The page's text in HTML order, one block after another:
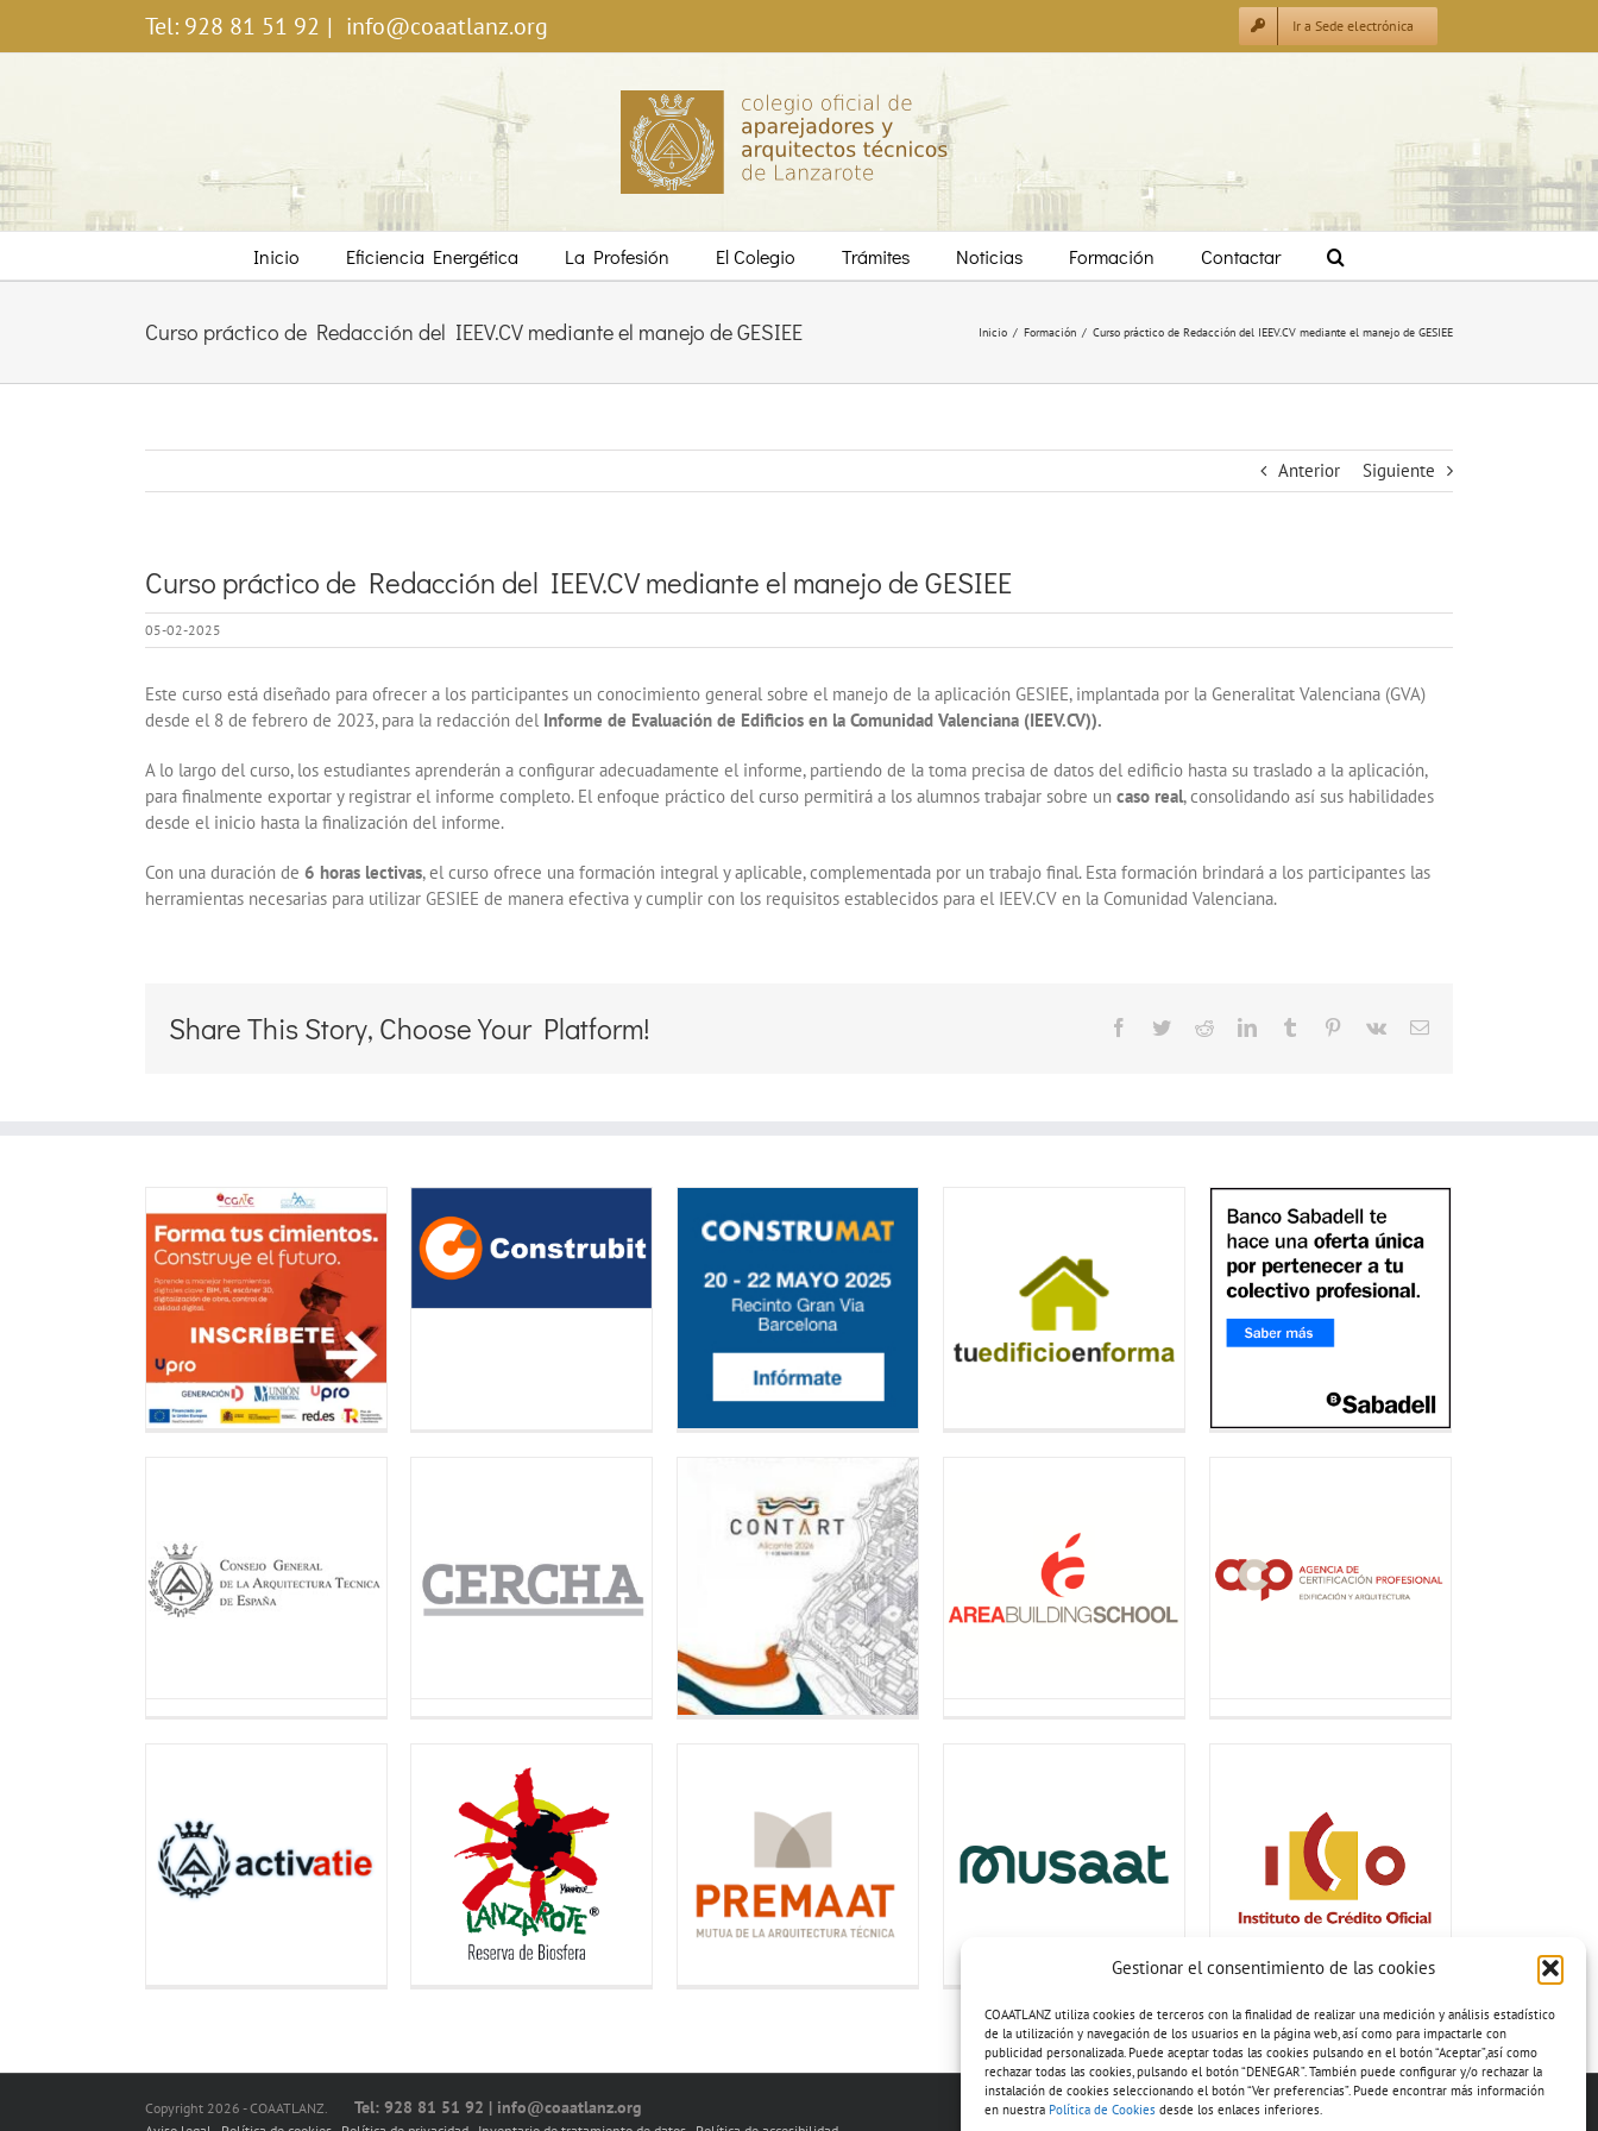
Gestionar el consentimiento de las cookies
COAATLANZ utiliza cookies de terceros con la finalidad de realizar una medición y análisis estadístico
de la utilización y navegación de los usuarios en la página web, así como para impactarle con
publicidad personalizada. Puede aceptar todas las cookies pulsando en el botón “Aceptar”,así como
rechazar todas las cookies, pulsando el botón “DENEGAR”. También puede configurar y/o rechazar la
instalación de cookies seleccionando el botón “Ver preferencias”. Puede encontrar más información
en nuestra Política de Cookies desde los enlaces inferiores.
Tel: 928 81 51 92 | info@coaatlanz.org Ir a Sede electrónica
Inicio Eficiencia Energética La Profesión El Colegio Trámites Noticias Formación Contactar
Curso práctico de Redacción del IEEV.CV mediante el manejo de GESIEE Inicio / Formación / Curso práctico de Redacción del IEEV.CV mediante el manejo de GESIEE
Anterior Siguiente
Curso práctico de Redacción del IEEV.CV mediante el manejo de GESIEE
05-02-2025
Este curso está diseñado para ofrecer a los participantes un conocimiento general sobre el manejo de la aplicación GESIEE, implantada por la Generalitat Valenciana (GVA)
desde el 8 de febrero de 2023, para la redacción del Informe de Evaluación de Edificios en la Comunidad Valenciana (IEEV.CV)).
A lo largo del curso, los estudiantes aprenderán a configurar adecuadamente el informe, partiendo de la toma precisa de datos del edificio hasta su traslado a la aplicación,
para finalmente exportar y registrar el informe completo. El enfoque práctico del curso permitirá a los alumnos trabajar sobre un caso real, consolidando así sus habilidades
desde el inicio hasta la finalización del informe.
Con una duración de 6 horas lectivas, el curso ofrece una formación integral y aplicable, complementada por un trabajo final. Esta formación brindará a los participantes las
herramientas necesarias para utilizar GESIEE de manera efectiva y cumplir con los requisitos establecidos para el IEEV.CV en la Comunidad Valenciana.
Share This Story, Choose Your Platform! Facebook
TwitterRedditLinkedInTumblr Pinterest
Vk
Correo
Copyright 2026 - COAATLANZ. Tel: 928 81 51 92 | info@coaatlanz.org